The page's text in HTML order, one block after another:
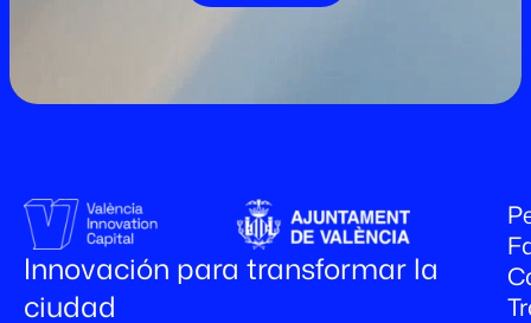
Innovación para transformar la
ciudad